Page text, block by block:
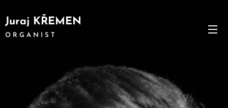
Juraj KŘEMEN
O R G A N I S T